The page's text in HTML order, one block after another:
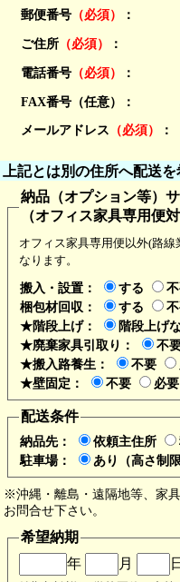
郵便番号（必須）
：
ご住所（必須）
：
電話番号（必須）
：
FAX番号（任意）：
メールアドレス （必須） ：
上記とは別の住所へ配送
会社名又は個人名
部署（任意）
担当者
郵便番号
ご住所
電話番号
FAX番号（任意）
メールアドレス
納品（オプション等）
（オフィス家具専用便
オフィス家具専用便以外(路
なります。
搬入・設置： する
梱包材回収：
する
★階段上げ：
階段上げ
★廃棄家具引取り：
不
★搬入路養生：
不要
★壁固定：
不要 必
配送条件
納品先： 依頼主住所
駐車場：
あり（高さ制
※沖縄・離島・遠隔地等、家
お問合せ下さい。
希望納期
年
月 日